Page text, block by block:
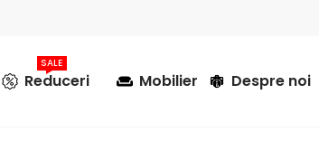
Reduceri
SALE
Mobilier Despre noi